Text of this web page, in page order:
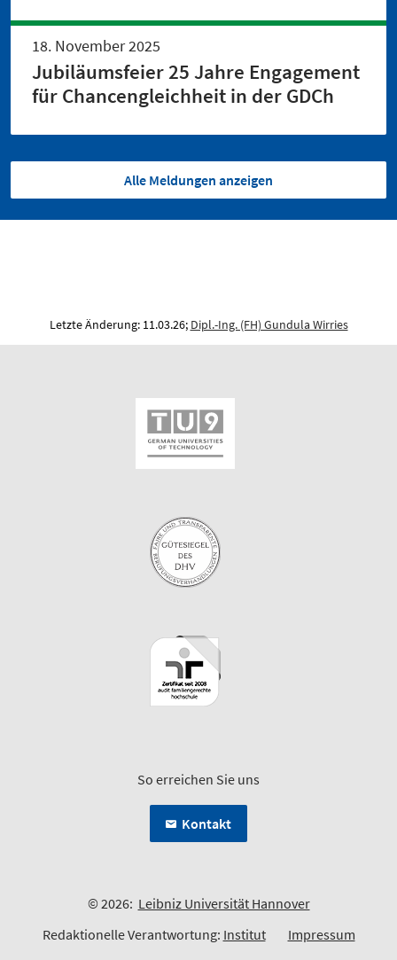
18. November 2025
Jubiläumsfeier 25 Jahre Engagement
für Chancengleichheit in der GDCh
Alle Meldungen anzeigen
Letzte Änderung: 11.03.26; Dipl.-Ing. (FH) Gundula Wirries
So erreichen Sie uns
Kontakt
© 2026: Leibniz Universität Hannover
Redaktionelle Verantwortung: Institut
Impressum